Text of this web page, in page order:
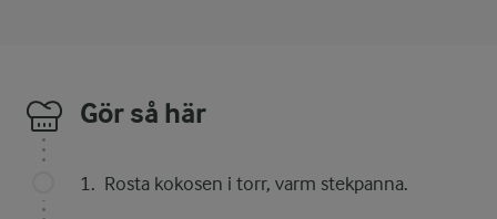
Gör så här
Rosta kokosen i torr, varm stekpanna.